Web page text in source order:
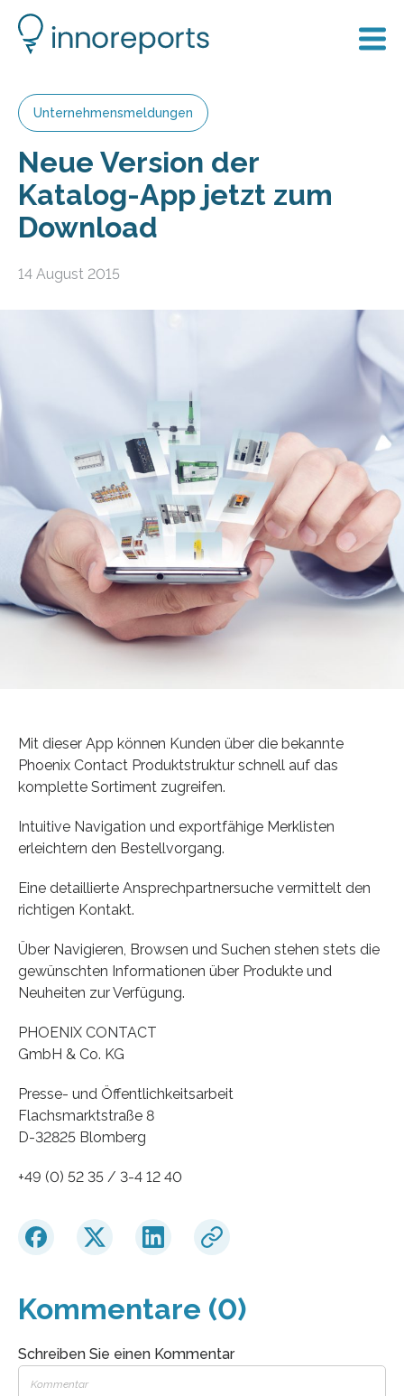
Unternehmensmeldungen
Neue Version der
Katalog-App jetzt zum
Download
14 August 2015
Mit dieser App können Kunden über die bekannte
Phoenix Contact Produktstruktur schnell auf das
komplette Sortiment zugreifen.
Intuitive Navigation und exportfähige Merklisten
erleichtern den Bestellvorgang.
Eine detaillierte Ansprechpartnersuche vermittelt den
richtigen Kontakt.
Über Navigieren, Browsen und Suchen stehen stets die
gewünschten Informationen über Produkte und
Neuheiten zur Verfügung.
PHOENIX CONTACT
GmbH & Co. KG
Presse- und Öffentlichkeitsarbeit
Flachsmarktstraße 8
D-32825 Blomberg
+49 (0) 52 35 / 3-4 12 40
Kommentare (0)
Schreiben Sie einen Kommentar